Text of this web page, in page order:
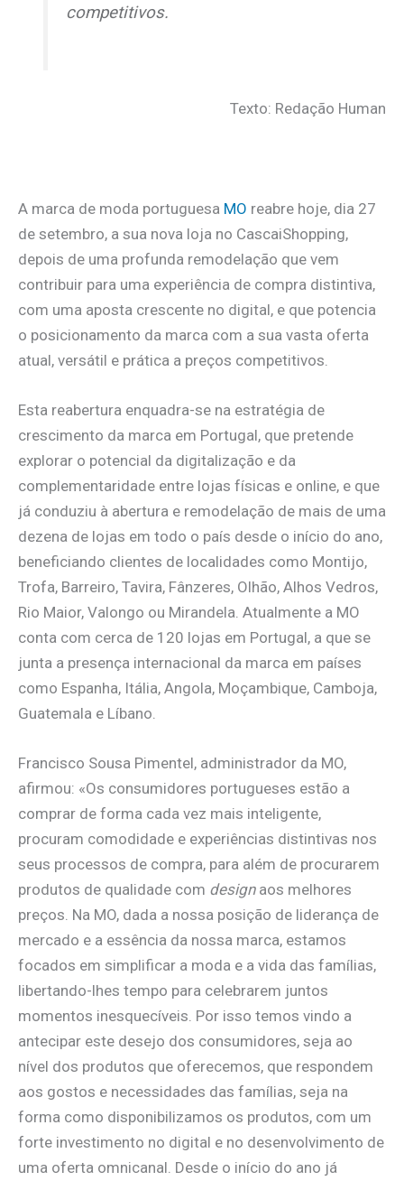
competitivos.
Texto: Redação Human
A marca de moda portuguesa MO reabre hoje, dia 27
de setembro, a sua nova loja no CascaiShopping,
depois de uma profunda remodelação que vem
contribuir para uma experiência de compra distintiva,
com uma aposta crescente no digital, e que potencia
o posicionamento da marca com a sua vasta oferta
atual, versátil e prática a preços competitivos.
Esta reabertura enquadra-se na estratégia de
crescimento da marca em Portugal, que pretende
explorar o potencial da digitalização e da
complementaridade entre lojas físicas e online, e que
já conduziu à abertura e remodelação de mais de uma
dezena de lojas em todo o país desde o início do ano,
beneficiando clientes de localidades como Montijo,
Trofa, Barreiro, Tavira, Fânzeres, Olhão, Alhos Vedros,
Rio Maior, Valongo ou Mirandela. Atualmente a MO
conta com cerca de 120 lojas em Portugal, a que se
junta a presença internacional da marca em países
como Espanha, Itália, Angola, Moçambique, Camboja,
Guatemala e Líbano.
Francisco Sousa Pimentel, administrador da MO,
afirmou: «Os consumidores portugueses estão a
comprar de forma cada vez mais inteligente,
procuram comodidade e experiências distintivas nos
seus processos de compra, para além de procurarem
produtos de qualidade com designaos melhores
preços. Na MO, dada a nossa posição de liderança de
mercado e a essência da nossa marca, estamos
focados em simplificar a moda e a vida das famílias,
libertando-lhes tempo para celebrarem juntos
momentos inesquecíveis. Por isso temos vindo a
antecipar este desejo dos consumidores, seja ao
nível dos produtos que oferecemos, que respondem
aos gostos e necessidades das famílias, seja na
forma como disponibilizamos os produtos, com um
forte investimento no digital e no desenvolvimento de
uma oferta omnicanal. Desde o início do ano já